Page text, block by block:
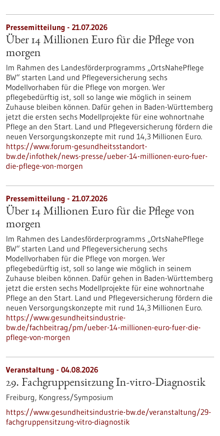
Pressemitteilung - 21.07.2026
Über 14 Millionen Euro für die Pflege von
morgen
Im Rahmen des Landesförderprogramms „OrtsNahePflege
BW“ starten Land und Pflegeversicherung sechs
Modellvorhaben für die Pflege von morgen. Wer
pflegebedürftig ist, soll so lange wie möglich in seinem
Zuhause bleiben können. Dafür gehen in Baden-Württemberg
jetzt die ersten sechs Modellprojekte für eine wohnortnahe
Pflege an den Start. Land und Pflegeversicherung fördern die
neuen Versorgungskonzepte mit rund 14,3 Millionen Euro.
https://www.forum-gesundheitsstandort-
bw.de/infothek/news-presse/ueber-14-millionen-euro-fuer-
die-pflege-von-morgen
Pressemitteilung - 21.07.2026
Über 14 Millionen Euro für die Pflege von
morgen
Im Rahmen des Landesförderprogramms „OrtsNahePflege
BW“ starten Land und Pflegeversicherung sechs
Modellvorhaben für die Pflege von morgen. Wer
pflegebedürftig ist, soll so lange wie möglich in seinem
Zuhause bleiben können. Dafür gehen in Baden-Württemberg
jetzt die ersten sechs Modellprojekte für eine wohnortnahe
Pflege an den Start. Land und Pflegeversicherung fördern die
neuen Versorgungskonzepte mit rund 14,3 Millionen Euro.
https://www.gesundheitsindustrie-
bw.de/fachbeitrag/pm/ueber-14-millionen-euro-fuer-die-
pflege-von-morgen
Veranstaltung - 04.08.2026
29. Fachgruppensitzung In-vitro-Diagnostik
Freiburg, Kongress/Symposium
https://www.gesundheitsindustrie-bw.de/veranstaltung/29-
fachgruppensitzung-vitro-diagnostik